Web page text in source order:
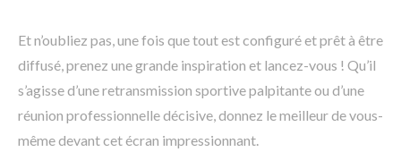
Et n’oubliez pas, une fois que tout est configuré et prêt à être
diffusé, prenez une grande inspiration et lancez-vous ! Qu’il
s’agisse d’une retransmission sportive palpitante ou d’une
réunion professionnelle décisive, donnez le meilleur de vous-
même devant cet écran impressionnant.